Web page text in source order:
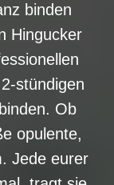
binden
Hingucker
stündigen
Ob
opulente,
Jede eurer